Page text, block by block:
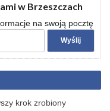
w Brzeszczach
na swoją pocztę
krok zrobiony